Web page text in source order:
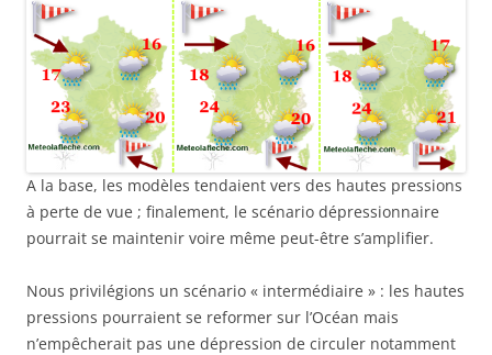
A la base, les modèles tendaient vers des hautes pressions
à perte de vue ; finalement, le scénario dépressionnaire
pourrait se maintenir voire même peut-être s’amplifier.
Nous privilégions un scénario « intermédiaire » : les hautes
pressions pourraient se reformer sur l’Océan mais
n’empêcherait pas une dépression de circuler notamment